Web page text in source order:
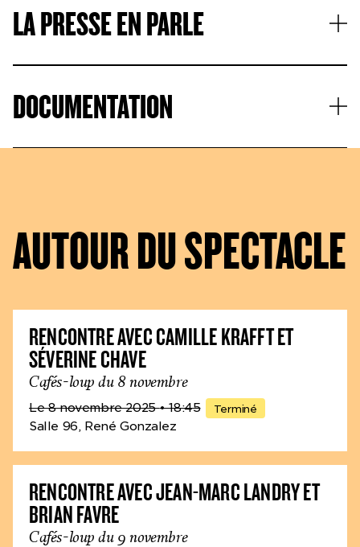
LA PRESSE EN PARLE
DOCUMENTATION
AUTOUR DU SPECTACLE
RENCONTRE AVEC CAMILLE KRAFFT ET
SÉVERINE CHAVE
Cafés-loup du 8 novembre
Le 8 novembre 2025• 18:45 Terminé
Salle 96, René Gonzalez
RENCONTRE AVEC JEAN-MARC LANDRY ET
BRIAN FAVRE
Cafés-loup du 9 novembre